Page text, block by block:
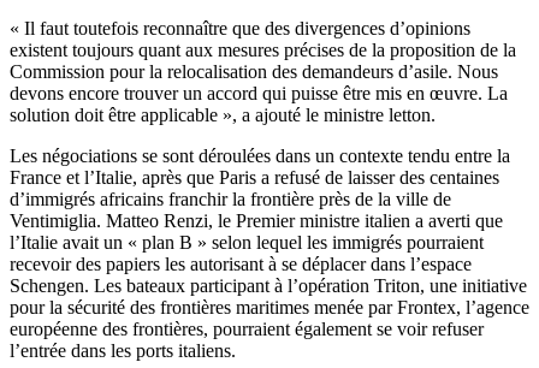
« Il faut toutefois reconnaître que des divergences d’opinions
existent toujours quant aux mesures précises de la proposition de la
Commission pour la relocalisation des demandeurs d’asile. Nous
devons encore trouver un accord qui puisse être mis en œuvre. La
solution doit être applicable », a ajouté le ministre letton.
Les négociations se sont déroulées dans un contexte tendu entre la
France et l’Italie, après que Paris a refusé de laisser des centaines
d’immigrés africains franchir la frontière près de la ville de
Ventimiglia. Matteo Renzi, le Premier ministre italien a averti que
l’Italie avait un « plan B » selon lequel les immigrés pourraient
recevoir des papiers les autorisant à se déplacer dans l’espace
Schengen. Les bateaux participant à l’opération Triton, une initiative
pour la sécurité des frontières maritimes menée par Frontex, l’agence
européenne des frontières, pourraient également se voir refuser
l’entrée dans les ports italiens.